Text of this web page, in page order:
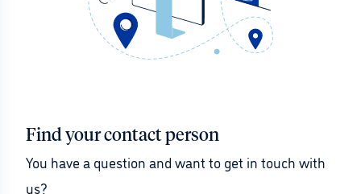
Find your contact person
You have a question and want to get in touch with
us?